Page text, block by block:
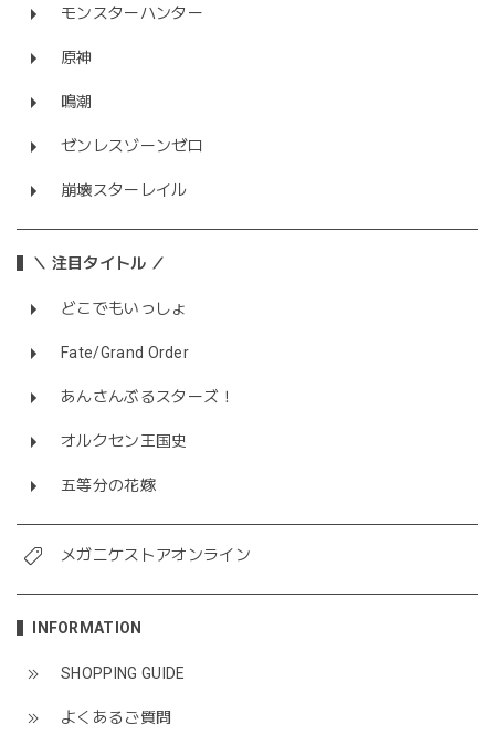
モンスターハンター
原神
鳴潮
ゼンレスゾーンゼロ
崩壊スターレイル
＼ 注目タイトル ／
どこでもいっしょ
Fate/Grand Order
あんさんぶるスターズ！
オルクセン王国史
五等分の花嫁
メガニケストアオンライン
INFORMATION
SHOPPING GUIDE
よくあるご質問